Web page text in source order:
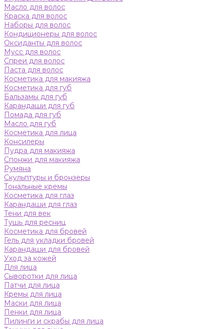
Масло для волос
Краска для волос
Наборы для волос
Кондиционеры для волос
Оксиданты для волос
Мусс для волос
Спреи для волос
Паста для волос
Косметика для макияжа
Косметика для губ
Бальзамы для губ
Карандаши для губ
Помада для губ
Масло для губ
Косметика для лица
Консилеры
Пудра для макияжа
Спонжи для макияжа
Румяна
Скульптуры и бронзеры
Тональные кремы
Косметика для глаз
Карандаши для глаз
Тени для век
Тушь для ресниц
Косметика для бровей
Гель для укладки бровей
Карандаши для бровей
Уход за кожей
Для лица
Сыворотки для лица
Патчи для лица
Кремы для лица
Маски для лица
Пенки для лица
Пилинги и скрабы для лица